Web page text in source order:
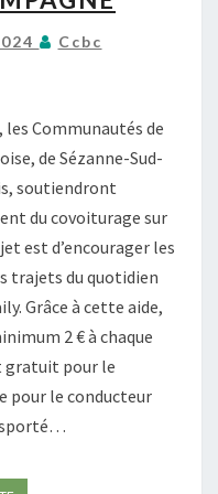
Ccbc
les Communautés de
de Sézanne-Sud-
soutiendront
du covoiturage sur
est d’encourager les
trajets du quotidien
Grâce à cette aide,
2 € à chaque
gratuit pour le
pour le conducteur